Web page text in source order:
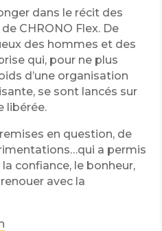
dans le récit des
CHRONO Flex. De
des hommes et des
qui, pour ne plus
d’une organisation
se sont lancés sur
libérée.
en question, de
a permis
confiance, le bonheur,
avec la